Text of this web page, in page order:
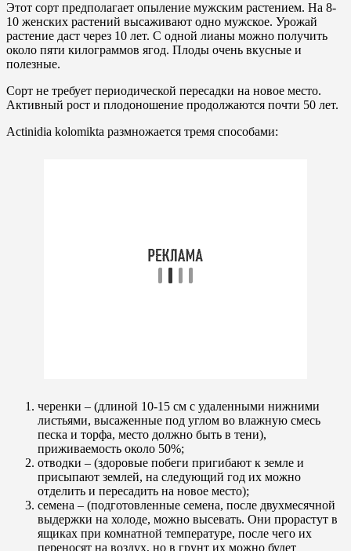
Этот сорт предполагает опыление мужским растением. На 8-
10 женских растений высаживают одно мужское. Урожай
растение даст через 10 лет. С одной лианы можно получить
около пяти килограммов ягод. Плоды очень вкусные и
полезные.
Сорт не требует периодической пересадки на новое место.
Активный рост и плодоношение продолжаются почти 50 лет.
Actinidia kolomikta размножается тремя способами:
черенки – (длиной 10-15 см с удаленными нижними
листьями, высаженные под углом во влажную смесь
песка и торфа, место должно быть в тени),
приживаемость около 50%;
отводки – (здоровые побеги пригибают к земле и
присыпают землей, на следующий год их можно
отделить и пересадить на новое место);
семена – (подготовленные семена, после двухмесячной
выдержки на холоде, можно высевать. Они прорастут в
ящиках при комнатной температуре, после чего их
переносят на воздух, но в грунт их можно будет